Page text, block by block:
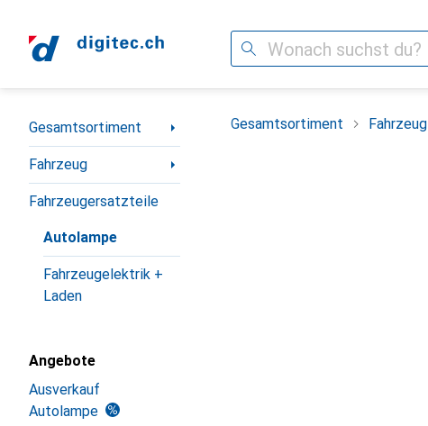
Suche
Navigation nach Kategorien
Gesamtsortiment
Fahrzeug
Fahrzeugersatzteile
Autolampe
Fahrzeugelektrik +
Laden
Angebote
Ausverkauf
Autolampe
Gesamtsortiment Fahrzeug